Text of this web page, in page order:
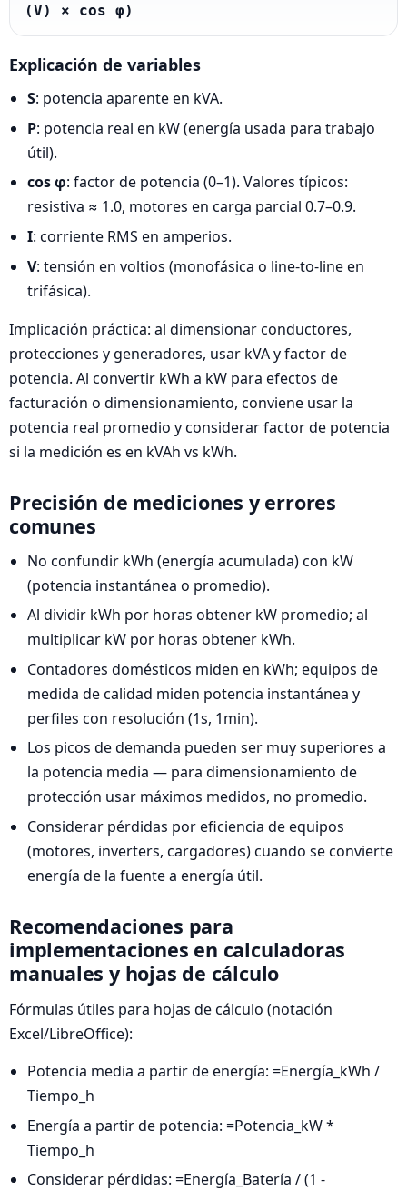
(V) × cos φ)
Explicación de variables
S: potencia aparente en kVA.
P: potencia real en kW (energía usada para trabajo
útil).
cos φ: factor de potencia (0–1). Valores típicos:
resistiva ≈ 1.0, motores en carga parcial 0.7–0.9.
I: corriente RMS en amperios.
V: tensión en voltios (monofásica o line-to-line en
trifásica).
Implicación práctica: al dimensionar conductores,
protecciones y generadores, usar kVA y factor de
potencia. Al convertir kWh a kW para efectos de
facturación o dimensionamiento, conviene usar la
potencia real promedio y considerar factor de potencia
si la medición es en kVAh vs kWh.
Precisión de mediciones y errores
comunes
No confundir kWh (energía acumulada) con kW
(potencia instantánea o promedio).
Al dividir kWh por horas obtener kW promedio; al
multiplicar kW por horas obtener kWh.
Contadores domésticos miden en kWh; equipos de
medida de calidad miden potencia instantánea y
perfiles con resolución (1s, 1min).
Los picos de demanda pueden ser muy superiores a
la potencia media — para dimensionamiento de
protección usar máximos medidos, no promedio.
Considerar pérdidas por eficiencia de equipos
(motores, inverters, cargadores) cuando se convierte
energía de la fuente a energía útil.
Recomendaciones para
implementaciones en calculadoras
manuales y hojas de cálculo
Fórmulas útiles para hojas de cálculo (notación
Excel/LibreOffice):
Potencia media a partir de energía: =Energía_kWh /
Tiempo_h
Energía a partir de potencia: =Potencia_kW *
Tiempo_h
Considerar pérdidas: =Energía_Batería / (1 -